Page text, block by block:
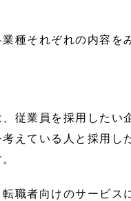
種それぞれの内容を
従業員を採用したい
えている人と採用し
職者向けのサービス